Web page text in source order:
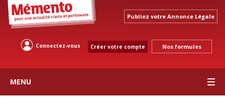
Publiez votre Annonce Légale
Connectez-vous Créer votre compte Nos formules
MENU